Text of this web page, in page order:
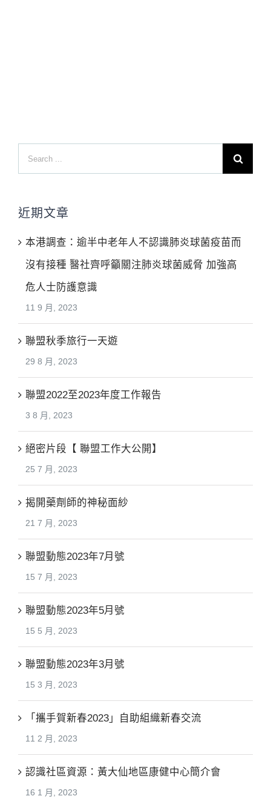
Search
for:
近期文章
本港調查：逾半中老年人不認識肺炎球菌疫苗而
沒有接種 醫社齊呼籲關注肺炎球菌威脅 加強高
危人士防護意識
11 9 月, 2023
聯盟秋季旅行一天遊
29 8 月, 2023
聯盟2022至2023年度工作報告
3 8 月, 2023
絕密片段【 聯盟工作大公開】
25 7 月, 2023
揭開藥劑師的神秘面紗
21 7 月, 2023
聯盟動態2023年7月號
15 7 月, 2023
聯盟動態2023年5月號
15 5 月, 2023
聯盟動態2023年3月號
15 3 月, 2023
「攜手賀新春2023」自助組織新春交流
11 2 月, 2023
認識社區資源：黃大仙地區康健中心簡介會
16 1 月, 2023